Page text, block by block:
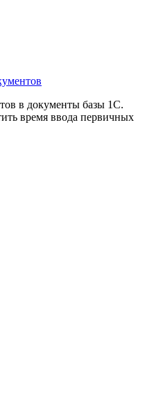
в документы базы 1С.
время ввода первичных